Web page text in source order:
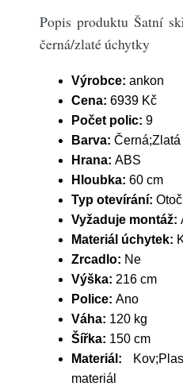
Popis produktu Šatní
černá/zlaté úchytky
Výrobce: ankon
Cena: 6939 Kč
Počet polic: 9
Barva: Černá;Zlatá
Hrana: ABS
Hloubka: 60 cm
Typ otevírání:
Vyžaduje montáž:
Materiál úchytek:
Zrcadlo: Ne
Výška: 216 cm
Police: Ano
Váha: 120 kg
Šířka: 150 cm
Materiál:
materiál